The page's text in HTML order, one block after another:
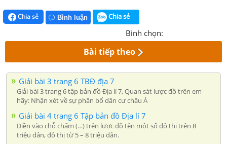
Chia sẻ Bình luận Chia sẻ
Bình chọn:
Bài tiếp theo
Giải bài 3 trang 6 TBĐ địa 7
Giải bài 3 trang 6 tập bản đồ Địa lí 7, Quan sát lược đồ trên em
hãy: Nhận xét về sự phân bố dân cư châu Á
Giải bài 4 trang 6 Tập bản đồ Địa lí 7
Điền vào chỗ chấm (…) trên lược đồ tên một số đô thị trên 8
triệu dân, đô thị từ 5 – 8 triệu dân.